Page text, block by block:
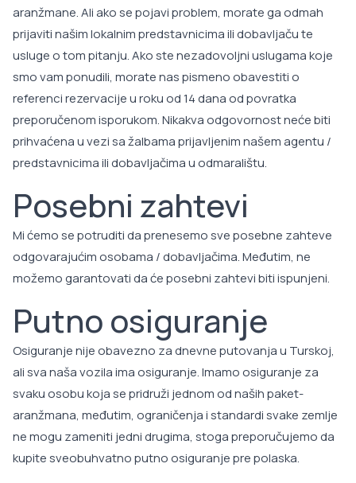
aranžmane. Ali ako se pojavi problem, morate ga odmah
prijaviti našim lokalnim predstavnicima ili dobavljaču te
usluge o tom pitanju. Ako ste nezadovoljni uslugama koje
smo vam ponudili, morate nas pismeno obavestiti o
referenci rezervacije u roku od 14 dana od povratka
preporučenom isporukom. Nikakva odgovornost neće biti
prihvaćena u vezi sa žalbama prijavljenim našem agentu /
predstavnicima ili dobavljačima u odmaralištu.
Posebni zahtevi
Mi ćemo se potruditi da prenesemo sve posebne zahteve
odgovarajućim osobama / dobavljačima. Međutim, ne
možemo garantovati da će posebni zahtevi biti ispunjeni.
Putno osiguranje
Osiguranje nije obavezno za dnevne putovanja u Turskoj,
ali sva naša vozila ima osiguranje. Imamo osiguranje za
svaku osobu koja se pridruži jednom od naših paket-
aranžmana, međutim, ograničenja i standardi svake zemlje
ne mogu zameniti jedni drugima, stoga preporučujemo da
kupite sveobuhvatno putno osiguranje pre polaska.